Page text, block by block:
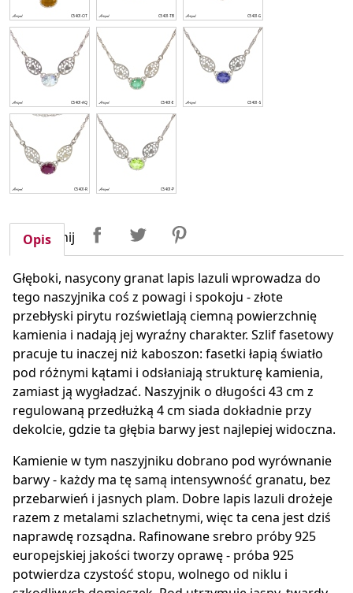
Udostępnij UdostępnijTweetuj
Opis
Głęboki, nasycony granat lapis lazuli wprowadza do
tego naszyjnika coś z powagi i spokoju - złote
przebłyski pirytu rozświetlają ciemną powierzchnię
kamienia i nadają jej wyraźny charakter. Szlif fasetowy
pracuje tu inaczej niż kaboszon: fasetki łapią światło
pod różnymi kątami i odsłaniają strukturę kamienia,
zamiast ją wygładzać. Naszyjnik o długości 43 cm z
regulowaną przedłużką 4 cm siada dokładnie przy
dekolcie, gdzie ta głębia barwy jest najlepiej widoczna.
Kamienie w tym naszyjniku dobrano pod wyrównanie
barwy - każdy ma tę samą intensywność granatu, bez
przebarwień i jasnych plam. Dobre lapis lazuli drożeje
razem z metalami szlachetnymi, więc ta cena jest dziś
naprawdę rozsądna. Rafinowane srebro próby 925
europejskiej jakości tworzy oprawę - próba 925
potwierdza czystość stopu, wolnego od niklu i